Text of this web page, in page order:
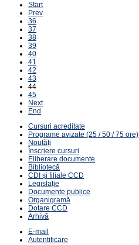
Start
Prev
36
37
38
39
40
41
42
43
44
45
Next
End
Cursuri acreditate
Programe avizate (25 / 50 / 75 ore)
Noutăți
Înscriere cursuri
Eliberare documente
Bibliotecă
CDI și filiale CCD
Legislație
Documente publice
Organigramă
Dotare CCD
Arhivă
E-mail
Autentificare